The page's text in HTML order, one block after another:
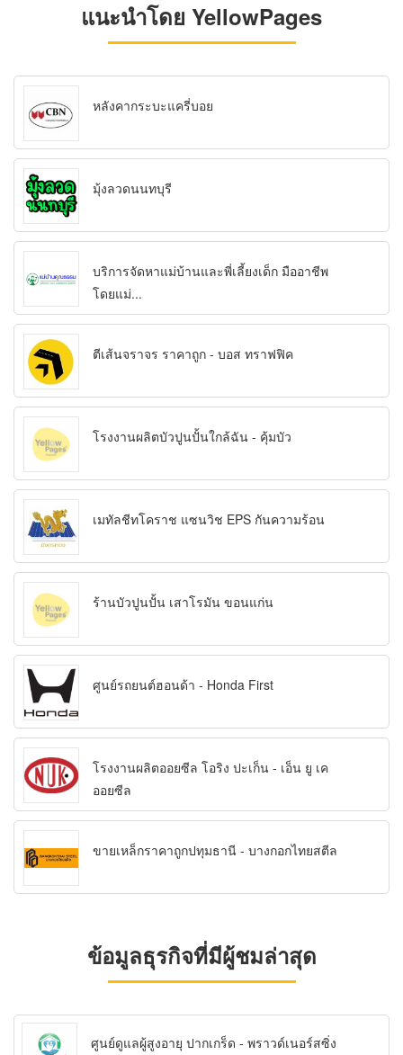
แนะนำโดย YellowPages
หลังคากระบะแครี่บอย
มุ้งลวดนนทบุรี
บริการจัดหาแม่บ้านและพี่เลี้ยงเด็ก มืออาชีพ
โดยแม่...
ตีเส้นจราจร ราคาถูก - บอส ทราฟฟิค
โรงงานผลิตบัวปูนปั้นใกล้ฉัน - คุ้มบัว
เมทัลชีทโคราช แซนวิช EPS กันความร้อน
ร้านบัวปูนปั้น เสาโรมัน ขอนแก่น
ศูนย์รถยนต์ฮอนด้า - Honda First
โรงงานผลิตออยซีล โอริง ปะเก็น - เอ็น ยู เค
ออยซีล
ขายเหล็กราคาถูกปทุมธานี - บางกอกไทยสตีล
ข้อมูลธุรกิจที่มีผู้ชมล่าสุด
ศูนย์ดูแลผู้สูงอายุ ปากเกร็ด - พราวด์เนอร์สซิ่ง